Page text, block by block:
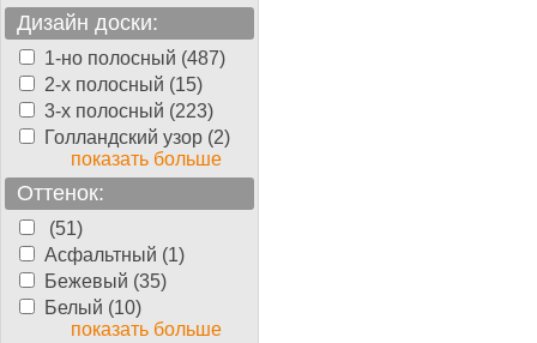
Дизайн доски:
1-но полосный (487)
2-х полосный (15)
3-х полосный (223)
Голландский узор (2)
показать больше
Оттенок:
(51)
Асфальтный (1)
Бежевый (35)
Белый (10)
показать больше